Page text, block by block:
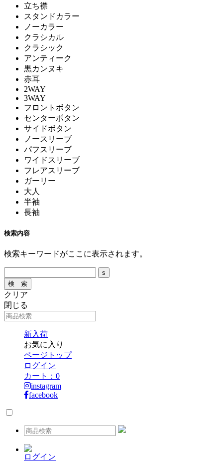
立ち襟
スタンドカラー
ノーカラー
クラシカル
クラシック
アンティーク
黒カンヌキ
赤耳
2WAY
3WAY
フロントボタン
センターボタン
サイドボタン
ノースリーブ
パフスリーブ
ワイドスリーブ
フレアスリーブ
ガーリー
大人
半袖
長袖
検索内容
検索キーワードがここに表示されます。
クリア
閉じる
新入荷
お気に入り
ページトップ
ログイン
カート： 0
instagram
facebook
ログイン